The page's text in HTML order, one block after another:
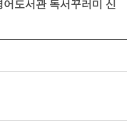
도서관 독서꾸러미 신